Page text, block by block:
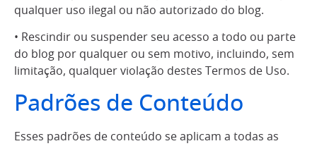
qualquer uso ilegal ou não autorizado do blog.
• Rescindir ou suspender seu acesso a todo ou parte
do blog por qualquer ou sem motivo, incluindo, sem
limitação, qualquer violação destes Termos de Uso.
Padrões de Conteúdo
Esses padrões de conteúdo se aplicam a todas as